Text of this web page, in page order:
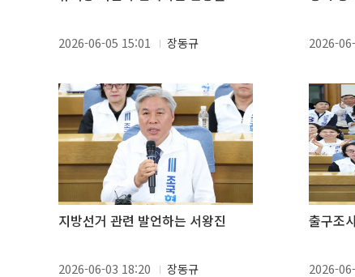
2026-06-05 15:01 장동규 2026-
지방선거 관련 발언하는 서왕진
2026-06-03 18:20 장동규
출구조
2026-